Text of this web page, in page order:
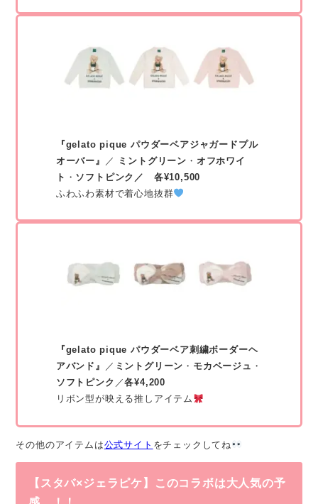
『gelato pique パウダーベアジャガードプル
オーバー』
／ ミントグリーン ・ オフホワイ
ト ・ ソフトピンク／ 各¥10,500
ふわふわ素材で着心地抜群
『gelato pique パウダーベア刺繍ボーダーヘ
アバンド』
／ ミントグリーン ・ モカベージュ ・
ソフトピンク ／各¥4,200
リボン型が映える推しアイテム
その他のアイテムは公式サイト をチェックしてね
【スタバ×ジェラピケ】このコラボは大人気の予